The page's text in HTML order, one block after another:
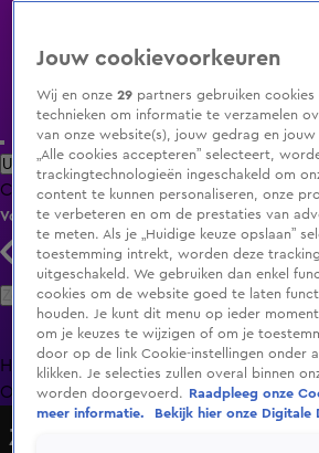
Uitzending Gemist Populaire programma's
ClipsFilmsRadioSmart TV inlogShop
Volg KIJK
Zoeken
HomeUitzending Gemist Programma's
OranjezomerLivestreamsShop
Zoete Wraak
Jouw cookievoorkeuren
Wij en onze29 partners gebruiken cookies
technieken om informatie te verzamelen
van onze website(s), jouw gedrag en jouw
„Alle cookies accepteren” selecteert,
trackingtechnologieën ingeschakeld om
content te kunnen personaliseren, onze
te verbeteren en om de prestaties van
te meten. Als je „Huidige keuze opslaan”
toestemming intrekt, worden deze
uitgeschakeld. We gebruiken dan enkel
cookies om de website goed te laten
houden. Je kunt dit menu op ieder
om je keuzes te wijzigen of om je
door op de link Cookie-instellingen onder
klikken. Je selecties zullen overal binnen
worden doorgevoerd.
Raadpleeg onze
meer informatie.
Bekijk hier onze Digitale